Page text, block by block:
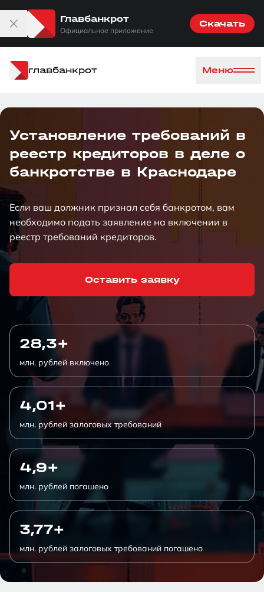
Главбанкрот
Официальное приложение
Скачать
главбанкрот Меню
Установление требований в
реестр кредиторов в деле о
банкротстве в Краснодаре
Если ваш должник признал себя банкротом, вам
необходимо подать заявление на включении в
реестр требований кредиторов.
Оставить заявку
28,3+
млн. рублей включено
4,01+
млн. рублей залоговых требований
4,9+
млн. рублей погашено
3,77+
млн. рублей залоговых требований погашено